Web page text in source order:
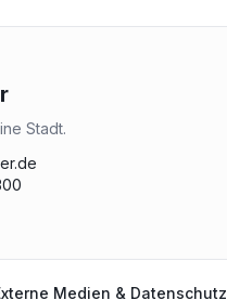
Stadt.
Medien & Datenschutz